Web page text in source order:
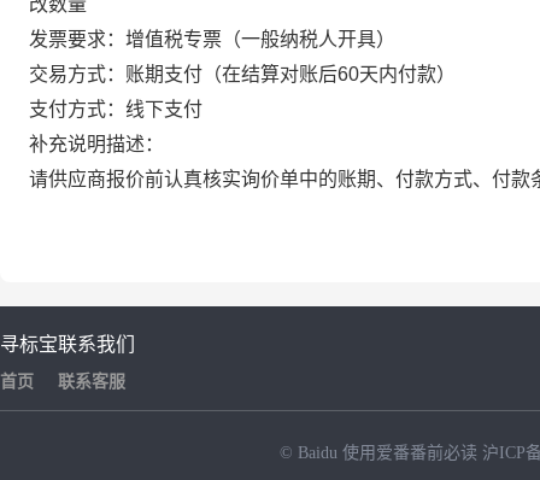
改数量
发票要求：增值税专票（一般纳税人开具）
交易方式：账期支付（在结算对账后60天内付款）
支付方式：线下支付
补充说明描述：
请供应商报价前认真核实询价单中的账期、付款方式、付
寻标宝
首页
联系我们
联系客服
© Baidu 使用爱番番前必读 沪ICP